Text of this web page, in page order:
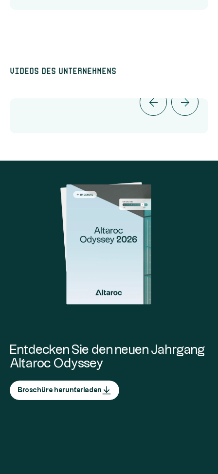
Videos des Unternehmens
Entdecken Sie den neuen Jahrgang
Altaroc Odyssey
Broschüre herunterladen